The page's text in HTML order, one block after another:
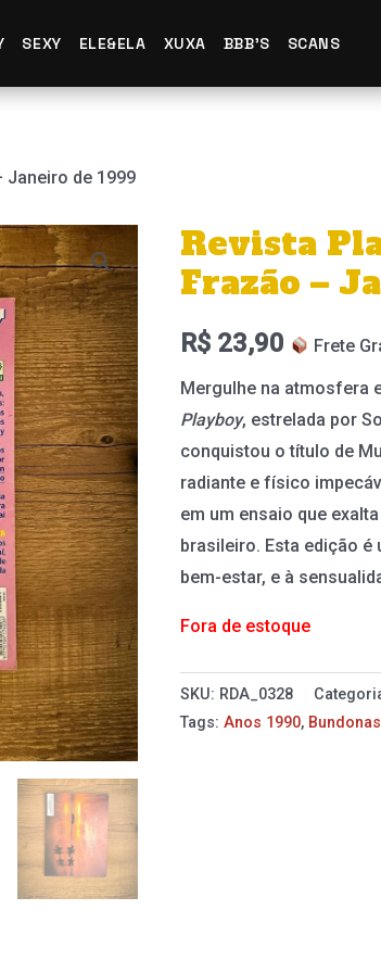
SEXY ELE&ELA XUXA BBB'S SCANS
Janeiro de 1999
Revista
Frazão –
R$ 23,90 Frete
Mergulhe na atmosfera
Playboy, estrelada por
conquistou o título de
radiante e físico
em um ensaio que
brasileiro. Esta edição é
bem-estar, e à
Fora de estoque
SKU: RDA_0328
Tags:Anos 1990, Bundonas